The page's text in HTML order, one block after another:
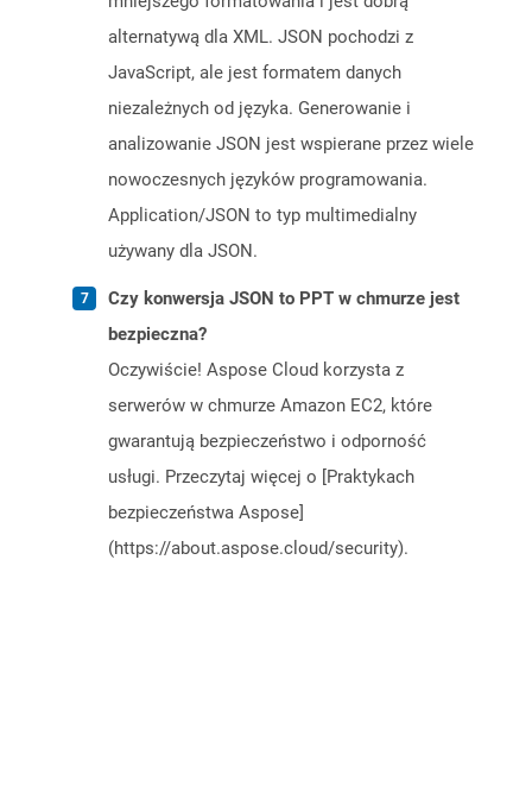
alternatywą dla XML. JSON pochodzi z
JavaScript, ale jest formatem danych
niezależnych od języka. Generowanie i
analizowanie JSON jest wspierane przez wiele
nowoczesnych języków programowania.
Application/JSON to typ multimedialny
używany dla JSON.
Czy konwersja JSON to PPT w chmurze jest
bezpieczna?
Oczywiście! Aspose Cloud korzysta z
serwerów w chmurze Amazon EC2, które
gwarantują bezpieczeństwo i odporność
usługi. Przeczytaj więcej o [Praktykach
bezpieczeństwa Aspose]
(https://about.aspose.cloud/security).